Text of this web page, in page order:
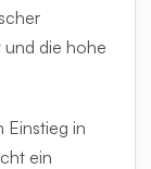
die hohe
Einstieg in
ein